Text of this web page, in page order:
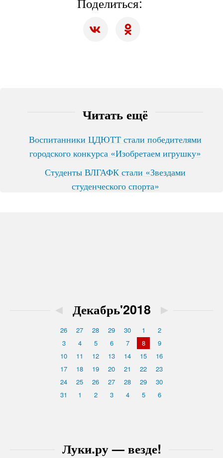
Читать ещё
Воспитанники ЦДЮТТ стали победителями
городского конкурса «Изобретаем игрушку»
Студенты ВЛГАФК стали «Звездами
студенческого спорта»
Луки.ру — везде!
◄ Декабрь'2018 ►
26 27 28 29 30 1
2
3
4 5 6 7 8
9
10
11 12 13 14 15
16
17
18 19 20 21 22
23
24
25 26 27 28 29
30
31
1 2 3 4 5 6